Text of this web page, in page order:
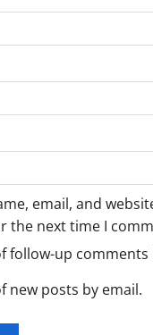
email, and
the next time I
follow-up comments
new posts by email.